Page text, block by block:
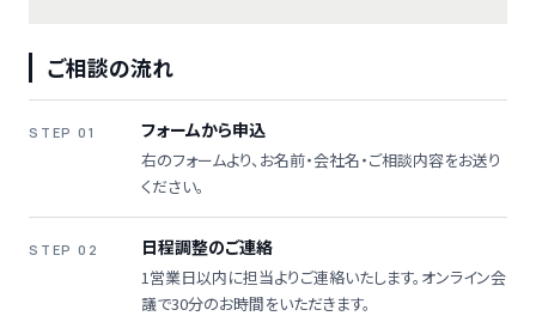
ご相談の流れ
STEP 01 フォームから申込
右のフォームより、お名前・会社名・ご相談内容をお送り
ください。
STEP 02 日程調整のご連絡
1営業日以内に担当よりご連絡いたします。オンライン会
議で30分のお時間をいただきます。